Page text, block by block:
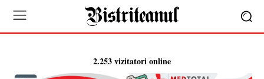
2.253 vizitatori online